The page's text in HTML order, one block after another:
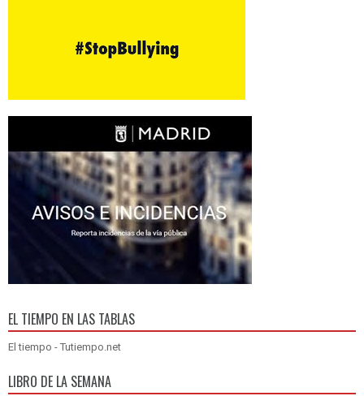
EL TIEMPO EN LAS TABLAS
El tiempo - Tutiempo.net
LIBRO DE LA SEMANA